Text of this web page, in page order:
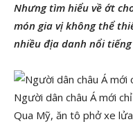
Nhưng tìm hiểu về ớt
món gia vị không thể
nhiều địa danh nổi
Người dân châu Á mới
Qua Mỹ, ăn tô phở xe